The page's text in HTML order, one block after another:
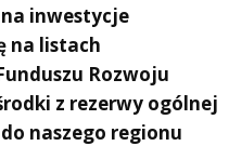
inwestycje
na listach
Rozwoju
z rezerwy ogólnej
naszego regionu